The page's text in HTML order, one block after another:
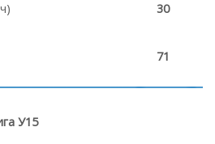
30
71
У15